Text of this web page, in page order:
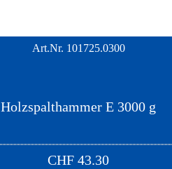
Art.Nr. 101725.0300
Holzspalthammer E 3000 g
CHF 43.30